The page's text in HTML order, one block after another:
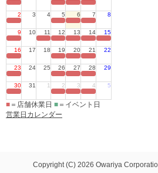
2 3 4 5 6 7 8
9 10 11 12 13 14 15
16 17 18 19 20 21 22
23 24 25 26 27 28 29
30 31 1 2 3 4 5
■ ＝店舗休業日 ■ ＝イベント日
営業日カレンダー
Copyright (C) 2026 Owariya